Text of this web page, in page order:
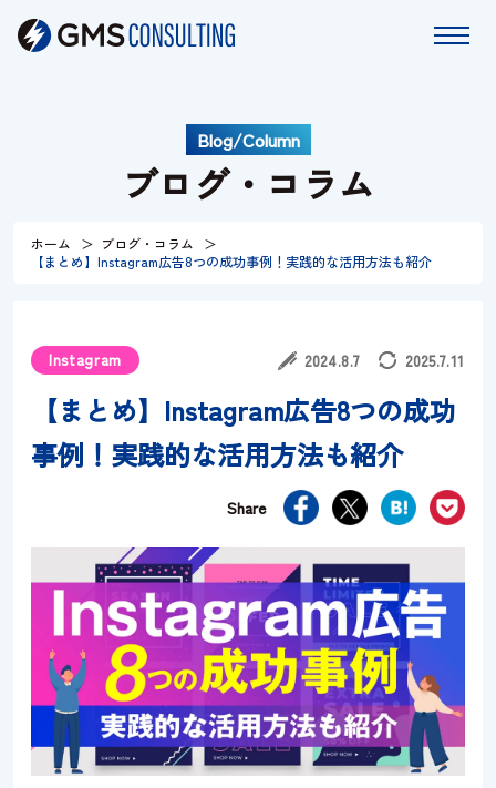
コラム
お知らせ
会社情報
資料請求 お問い合わせ
Blog/Column
ブログ・コラム
ホーム
ブログ・コラム
【まとめ】Instagram広告8つの成功事例！実践的な活用方法も紹介
Instagram 2024.8.7 2025.7.11
【まとめ】Instagram広告8つの成功
事例！実践的な活用方法も紹介
Share